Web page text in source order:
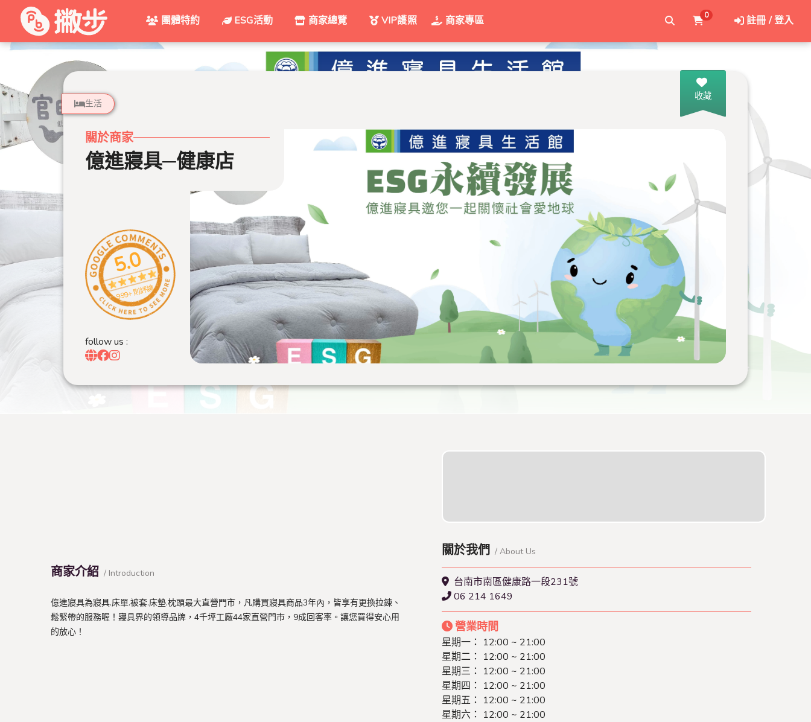
團體特約 ESG活動 商家總覽 VIP護照 商家專區 0 註冊 / 登入
收藏
生活
關於商家
億進寢具─健康店
5.0
999+ 則評論
follow us :
商家介紹 / Introduction
億進寢具為寢具.床單.被套.床墊.枕頭最大直營門市，凡購買寢具商品3年內，皆享有更換拉鍊、
鬆緊帶的服務喔！寢具界的領導品牌，4千坪工廠44家直營門市，9成回客率。讓您買得安心用
的放心！
關於我們 / About Us
台南市南區健康路一段231號
06 214 1649
營業時間
星期一： 12:00 ~ 21:00
星期二： 12:00 ~ 21:00
星期三： 12:00 ~ 21:00
星期四： 12:00 ~ 21:00
星期五： 12:00 ~ 21:00
星期六： 12:00 ~ 21:00